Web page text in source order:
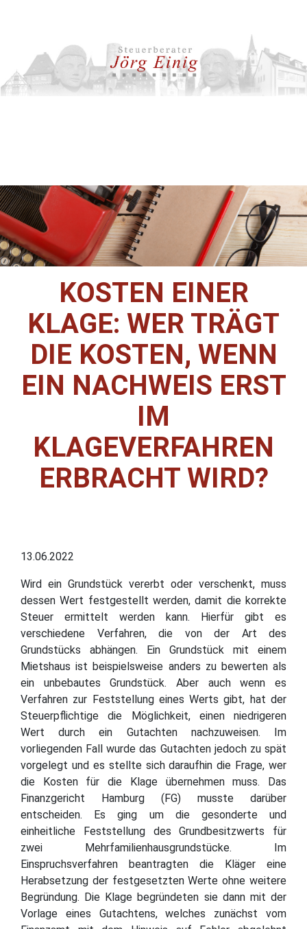
KOSTEN EINER
KLAGE: WER TRÄGT
DIE KOSTEN, WENN
EIN NACHWEIS ERST
IM
KLAGEVERFAHREN
ERBRACHT WIRD?
13.06.2022
Wird ein Grundstück vererbt oder verschenkt, muss
dessen Wert festgestellt werden, damit die korrekte
Steuer ermittelt werden kann. Hierfür gibt es
verschiedene Verfahren, die von der Art des
Grundstücks abhängen. Ein Grundstück mit einem
Mietshaus ist beispielsweise anders zu bewerten als
ein unbebautes Grundstück. Aber auch wenn es
Verfahren zur Feststellung eines Werts gibt, hat der
Steuerpflichtige die Möglichkeit, einen niedrigeren
Wert durch ein Gutachten nachzuweisen. Im
vorliegenden Fall wurde das Gutachten jedoch zu spät
vorgelegt und es stellte sich daraufhin die Frage, wer
die Kosten für die Klage übernehmen muss. Das
Finanzgericht Hamburg (FG) musste darüber
entscheiden. Es ging um die gesonderte und
einheitliche Feststellung des Grundbesitzwerts für
zwei Mehrfamilienhausgrundstücke. Im
Einspruchsverfahren beantragten die Kläger eine
Herabsetzung der festgesetzten Werte ohne weitere
Begründung. Die Klage begründeten sie dann mit der
Vorlage eines Gutachtens, welches zunächst vom